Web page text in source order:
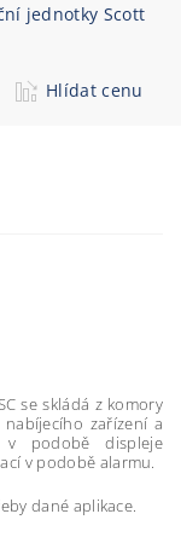
jednotky Scott
Hlídat cenu
se skládá z komory
zařízení a
v podobě displeje
v podobě alarmu.
dané aplikace.